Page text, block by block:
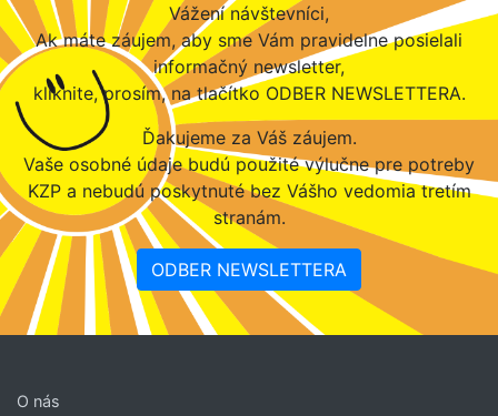
Vážení návštevníci,
Ak máte záujem, aby sme Vám pravidelne posielali
informačný newsletter,
kliknite, prosím, na tlačítko ODBER NEWSLETTERA.
Ďakujeme za Váš záujem.
Vaše osobné údaje budú použité výlučne pre potreby
KZP a nebudú poskytnuté bez Vášho vedomia tretím
stranám.
ODBER NEWSLETTERA
O nás